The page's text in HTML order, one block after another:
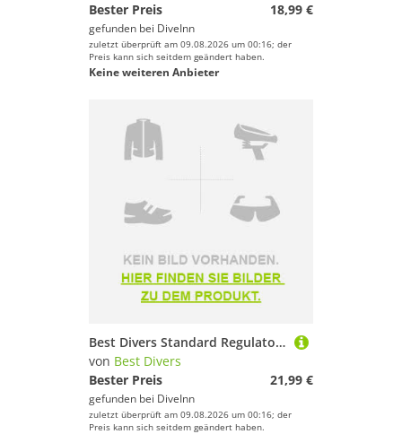
Bester Preis
18,99 €
gefunden bei DiveInn
zuletzt überprüft am 09.08.2026 um 00:16; der
Preis kann sich seitdem geändert haben.
Keine weiteren Anbieter
Best Divers Standard Regulator 3/8 Schlauch
von Best Divers
Bester Preis
21,99 €
gefunden bei DiveInn
zuletzt überprüft am 09.08.2026 um 00:16; der
Preis kann sich seitdem geändert haben.